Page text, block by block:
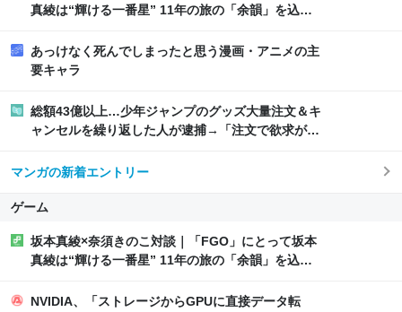
真綾は“輝ける一番星” 11年の旅の「余韻」を込め
ビュー
あっけなく死んでしまったと思う漫画・アニメの主
要キャラ
総額43億以上…少年ジャンプのグッズ大量注文＆キ
ャンセルを繰り返した人が逮捕→「注文で欲求が満
う声も
マンガの新着エントリー
ゲーム
坂本真綾×奈須きのこ対談｜「FGO」にとって坂本
真綾は“輝ける一番星” 11年の旅の「余韻」を込め
ビュー
NVIDIA、「ストレージからGPUに直接データ転